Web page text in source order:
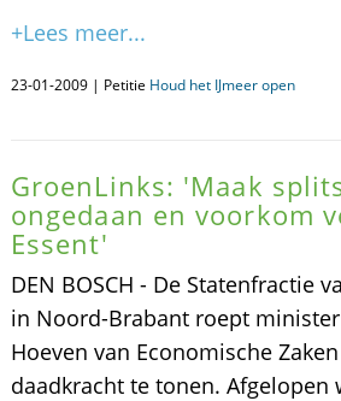
+Lees meer...
23-01-2009 | Petitie Houd het IJmeer open
GroenLinks: 'Maak
ongedaan en voorkom
Essent'
DEN BOSCH - De Statenfractie
in Noord-Brabant roept
Hoeven van Economische
daadkracht te tonen. Afgelopen